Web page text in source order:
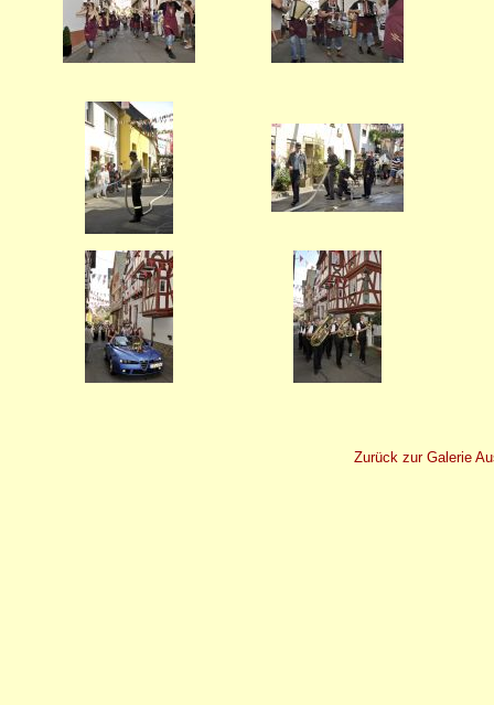
Zurück zur Galerie